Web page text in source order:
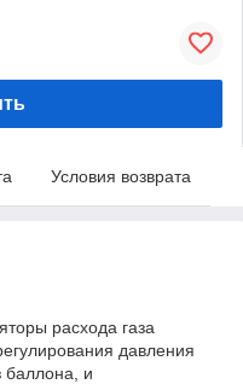
Условия возврата
расхода газа
давления
баллона, и